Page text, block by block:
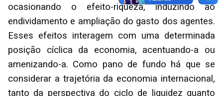
ocasionando o efeito-riqueza, induzindo ao
endividamento e ampliação do gasto dos agentes.
Esses efeitos interagem com uma determinada
posição cíclica da economia, acentuando-a ou
amenizando-a. Como pano de fundo há que se
considerar a trajetória da economia internacional,
tanto da perspectiva do ciclo de liquidez quanto